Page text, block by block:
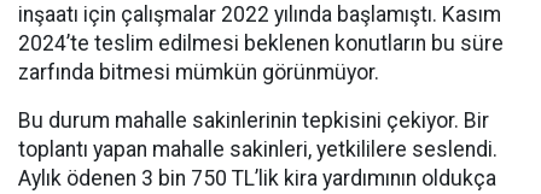
inşaatı için çalışmalar 2022 yılında başlamıştı. Kasım
2024’te teslim edilmesi beklenen konutların bu süre
zarfında bitmesi mümkün görünmüyor.
Bu durum mahalle sakinlerinin tepkisini çekiyor. Bir
toplantı yapan mahalle sakinleri, yetkililere seslendi.
Aylık ödenen 3 bin 750 TL’lik kira yardımının oldukça